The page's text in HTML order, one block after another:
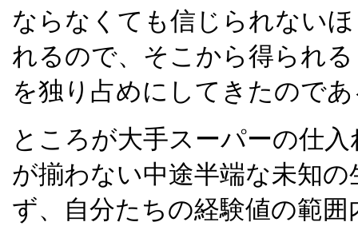
ならなくても信じられない
れるので、そこから得られ
を独り占めにしてきたので
ところが大手スーパーの仕
が揃わない中途半端な未知
ず、自分たちの経験値の範